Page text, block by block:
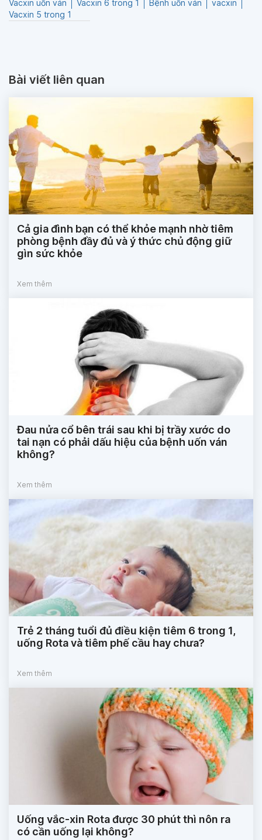
Vacxin uốn ván Vacxin 6 trong 1 Bệnh uốn ván
vacxin
Vacxin 5 trong 1
Bài viết liên quan
Cả gia đình bạn có thể khỏe mạnh nhờ tiêm
phòng bệnh đầy đủ và ý thức chủ động giữ
gìn sức khỏe
Xem thêm
Đau nửa cổ bên trái sau khi bị trầy xước do
tai nạn có phải dấu hiệu của bệnh uốn ván
không?
Xem thêm
Trẻ 2 tháng tuổi đủ điều kiện tiêm 6 trong 1,
uống Rota và tiêm phế cầu hay chưa?
Xem thêm
Uống vắc-xin Rota được 30 phút thì nôn ra
có cần uống lại không?